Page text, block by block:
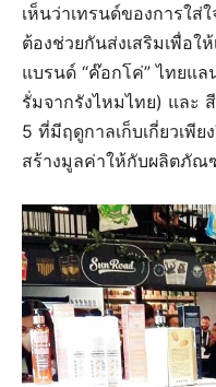
เห็นว่าเทรนด์ของการใส่
ต้องช่วยกันส่งเสริมเพื่อใ
แบรนด์ “ค๊อกโค่” ไทยแล
รั่มจากรังไหมไทย) และ
5 ที่มีฤดูกาลเก็บเกี่ยวเพี
สร้างมูลค่าให้กับผลิตภัณ